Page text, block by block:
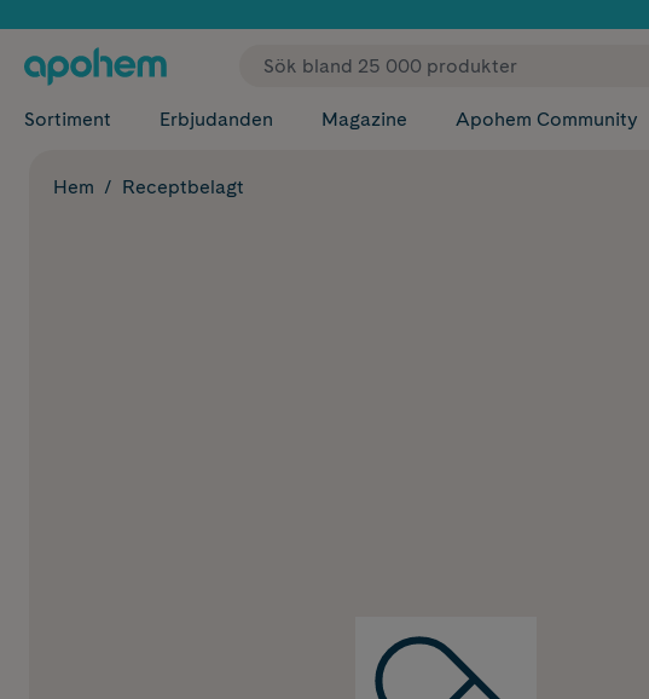
✓ Fri frakt
Sortiment Erbjudanden Magazine Apohem Community
Hem Receptbelagt